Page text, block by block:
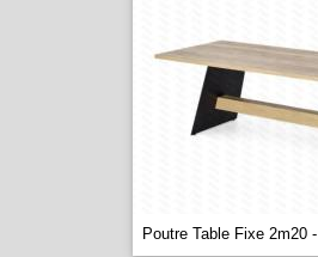
Poutre Table Fixe 2m20 -